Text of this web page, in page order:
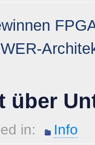
über
in: Info